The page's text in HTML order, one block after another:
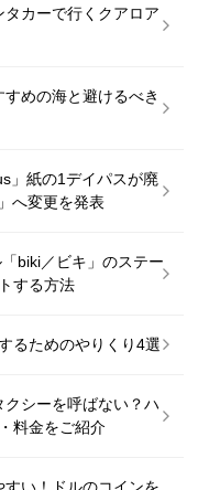
カーで行くクアロア
めの海と避けるべき
」紙の1デイパスが廃
へ変更を発表
biki／ビキ」のステー
する方法
るためのやりくり4選
クシーを呼ばない？ハ
料金をご紹介